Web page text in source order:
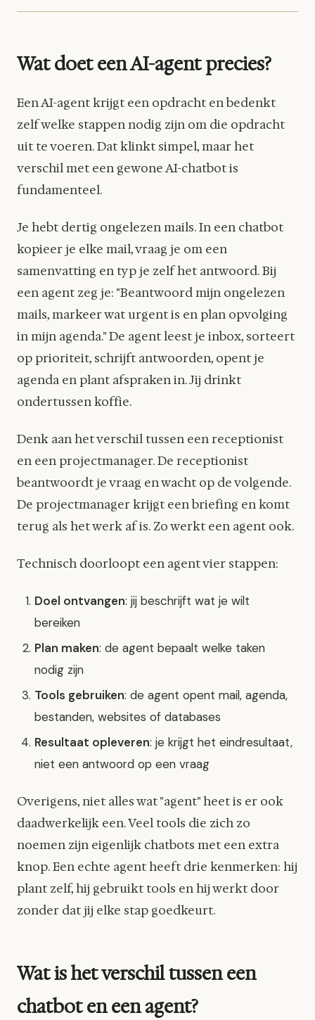
Wat doet een AI-agent precies?
Een AI-agent krijgt een opdracht en bedenkt
zelf welke stappen nodig zijn om die opdracht
uit te voeren. Dat klinkt simpel, maar het
verschil met een gewone AI-chatbot is
fundamenteel.
Je hebt dertig ongelezen mails. In een chatbot
kopieer je elke mail, vraag je om een
samenvatting en typ je zelf het antwoord. Bij
een agent zeg je: "Beantwoord mijn ongelezen
mails, markeer wat urgent is en plan opvolging
in mijn agenda." De agent leest je inbox, sorteert
op prioriteit, schrijft antwoorden, opent je
agenda en plant afspraken in. Jij drinkt
ondertussen koffie.
Denk aan het verschil tussen een receptionist
en een projectmanager. De receptionist
beantwoordt je vraag en wacht op de volgende.
De projectmanager krijgt een briefing en komt
terug als het werk af is. Zo werkt een agent ook.
Technisch doorloopt een agent vier stappen:
Doel ontvangen: jij beschrijft wat je wilt
bereiken
Plan maken: de agent bepaalt welke taken
nodig zijn
Tools gebruiken: de agent opent mail, agenda,
bestanden, websites of databases
Resultaat opleveren: je krijgt het eindresultaat,
niet een antwoord op een vraag
Overigens, niet alles wat "agent" heet is er ook
daadwerkelijk een. Veel tools die zich zo
noemen zijn eigenlijk chatbots met een extra
knop. Een echte agent heeft drie kenmerken: hij
plant zelf, hij gebruikt tools en hij werkt door
zonder dat jij elke stap goedkeurt.
Wat is het verschil tussen een
chatbot en een agent?